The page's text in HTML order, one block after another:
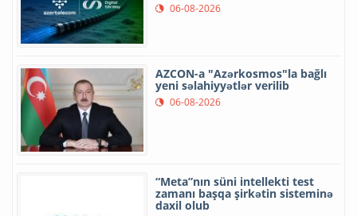
06-08-2026
AZCON-a "Azərkosmos"la bağlı
yeni səlahiyyətlər verilib
06-08-2026
“Meta”nın süni intellekti test
zamanı başqa şirkətin sisteminə
daxil olub